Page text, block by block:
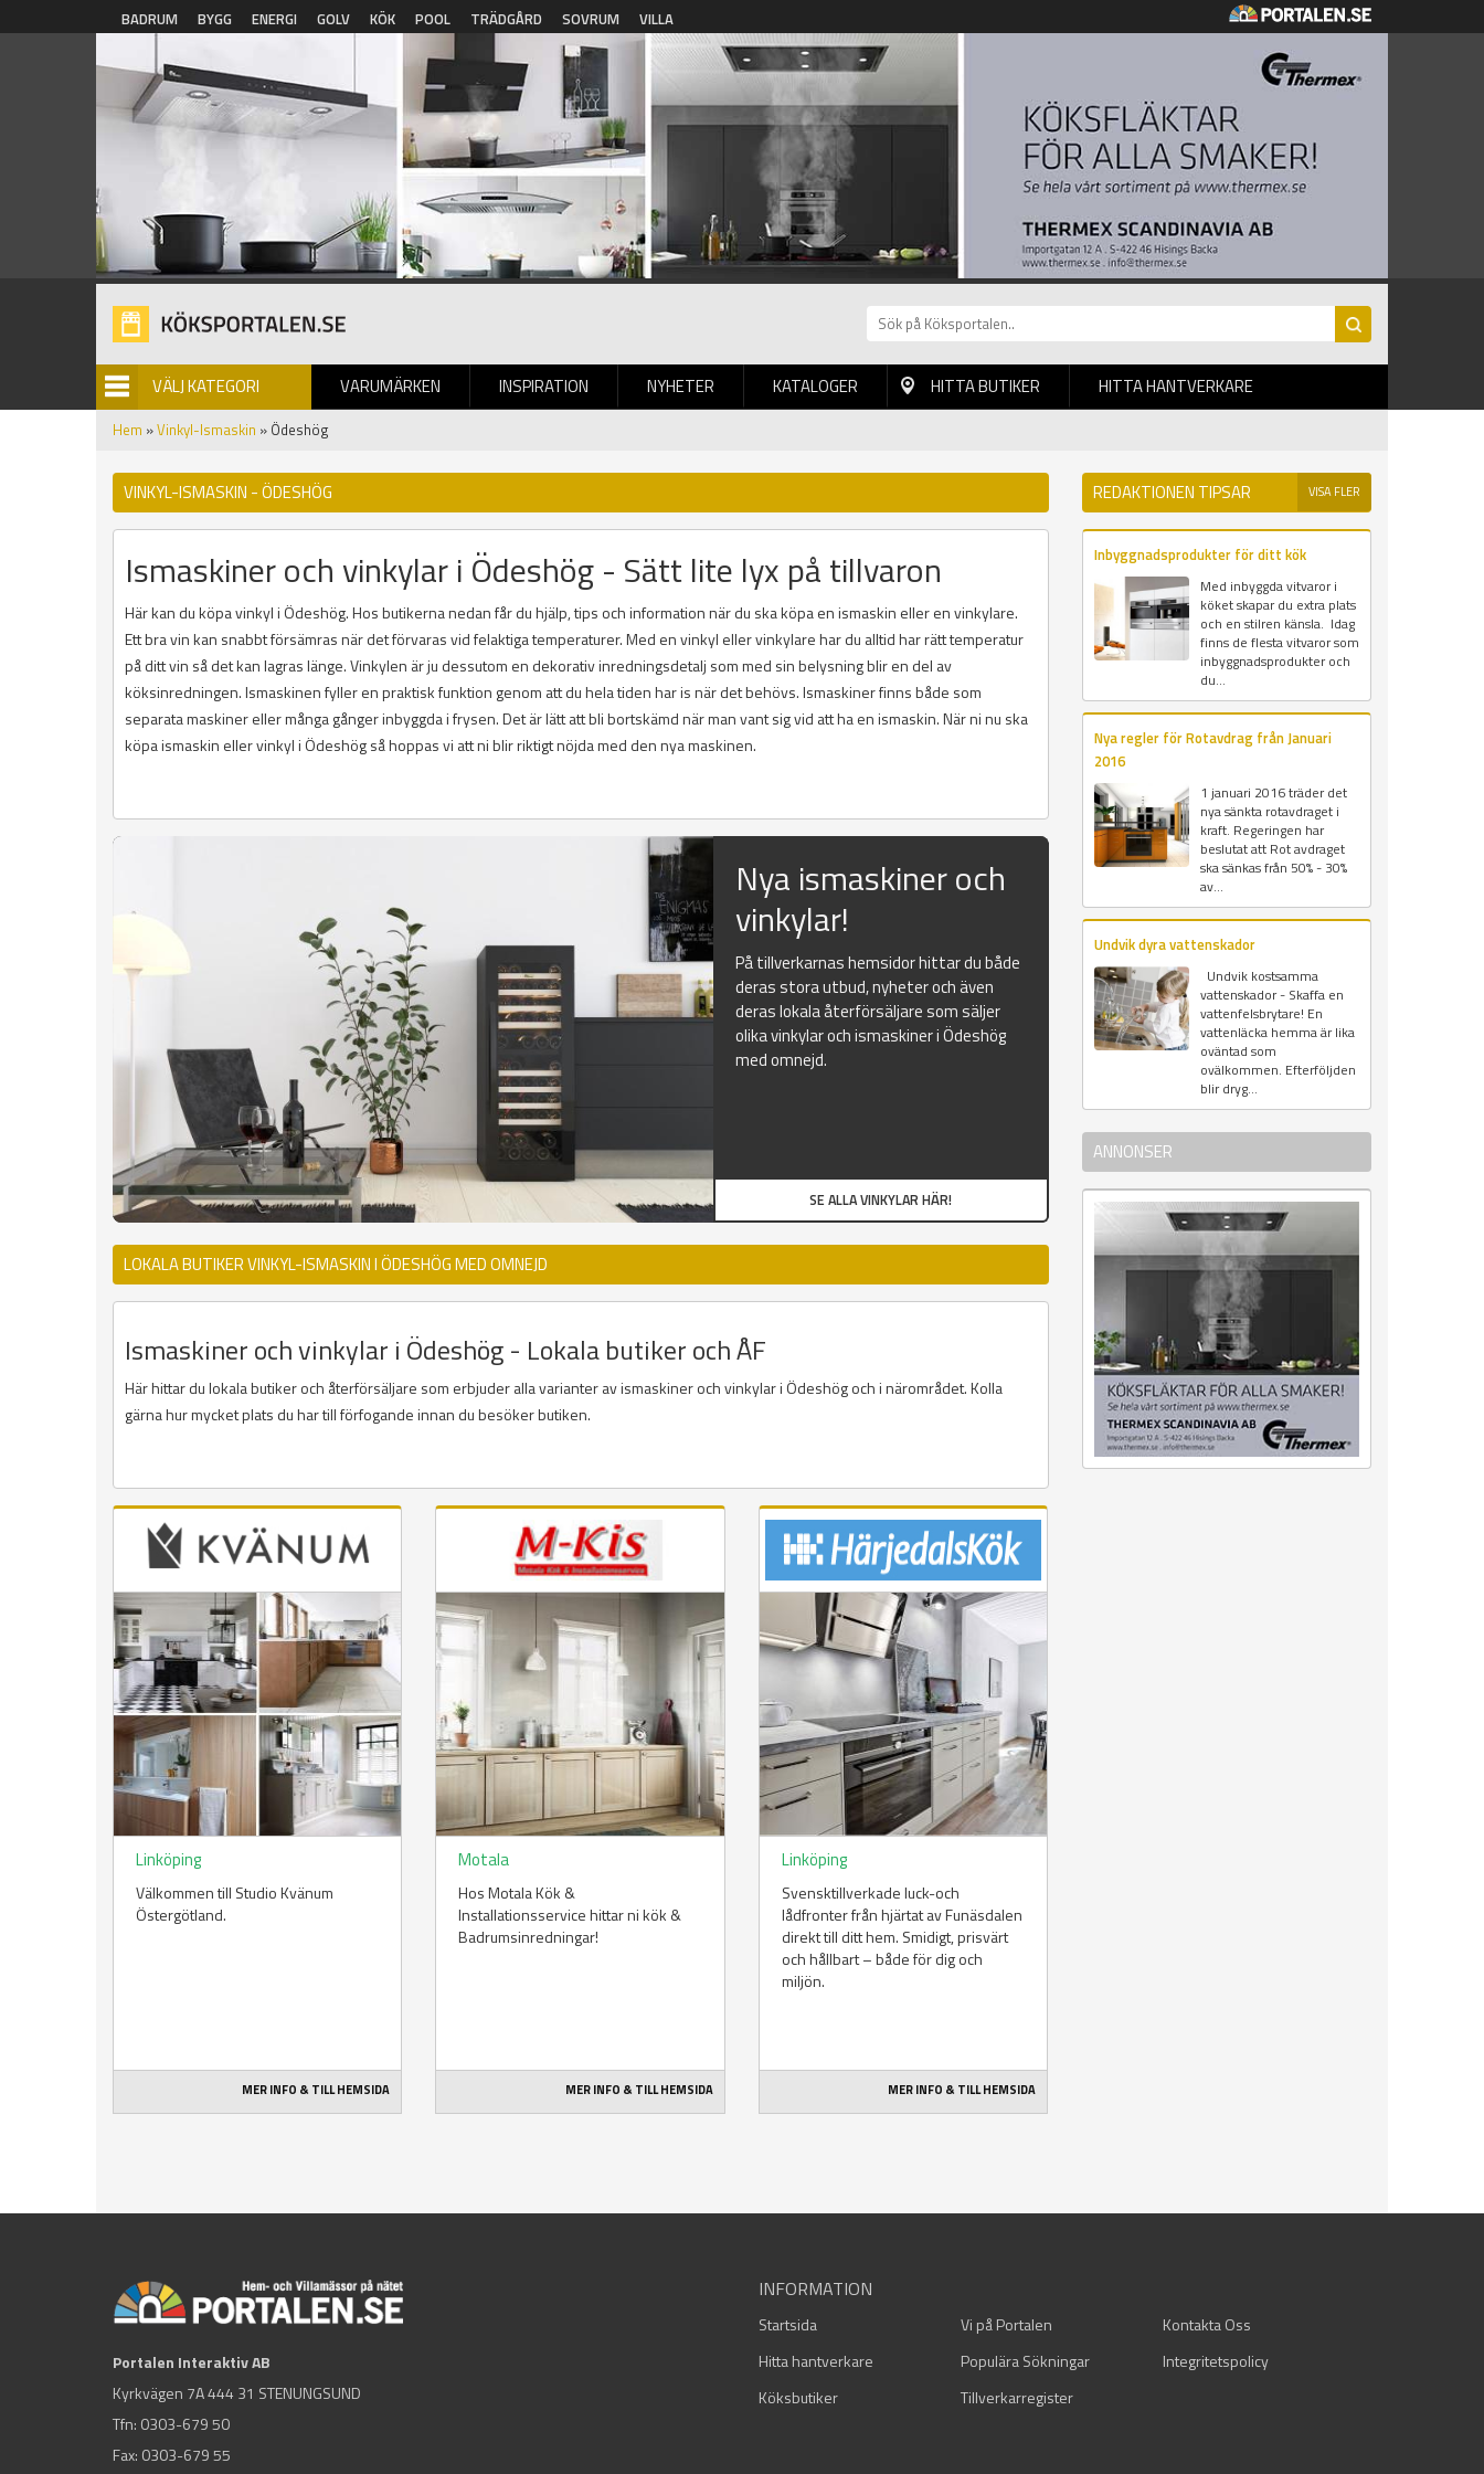
Hoppa till huvudinnehåll
BADRUM BYGG ENERGI GOLV KÖK POOL TRÄDGÅRD SOVRUM VILLA
VÄLJ KATEGORI VARUMÄRKEN INSPIRATION NYHETER
BILDGALLERI KATALOGER HITTA BUTIKER HITTA HANTVERKARE
Hem »Vinkyl-Ismaskin » Ödeshög
VINKYL-ISMASKIN - ÖDESHÖG
Ismaskiner och vinkylar i Ödeshög - Sätt lite lyx på tillvaron
Här kan du köpa vinkyl i Ödeshög. Hos butikerna nedan får du hjälp, tips och information när du ska köpa en ismaskin eller en vinkylare.
Ett bra vin kan snabbt försämras när det förvaras vid felaktiga temperaturer. Med en vinkyl eller vinkylare har du alltid har rätt temperatur
på ditt vin så det kan lagras länge. Vinkylen är ju dessutom en dekorativ inredningsdetalj som med sin belysning blir en del av
köksinredningen. Ismaskinen fyller en praktisk funktion genom att du hela tiden har is när det behövs. Ismaskiner finns både som
separata maskiner eller många gånger inbyggda i frysen. Det är lätt att bli bortskämd när man vant sig vid att ha en ismaskin. När ni nu ska
köpa ismaskin eller vinkyl i Ödeshög så hoppas vi att ni blir riktigt nöjda med den nya maskinen.
Nya ismaskiner och
vinkylar!
På tillverkarnas hemsidor hittar du både
deras stora utbud, nyheter och även
deras lokala återförsäljare som säljer
olika vinkylar och ismaskiner i Ödeshög
med omnejd.
SE ALLA VINKYLAR HÄR!
LOKALA BUTIKER VINKYL-ISMASKIN I ÖDESHÖG MED OMNEJD
Ismaskiner och vinkylar i Ödeshög - Lokala butiker och ÅF
Här hittar du lokala butiker och återförsäljare som erbjuder alla varianter av ismaskiner och vinkylar i Ödeshög och i närområdet. Kolla
gärna hur mycket plats du har till förfogande innan du besöker butiken.
Linköping
Välkommen till Studio Kvänum
Östergötland.
MER INFO & TILL HEMSIDA
Motala
Hos Motala Kök &
Installationsservice hittar ni kök &
Badrumsinredningar!
MER INFO & TILL HEMSIDA
Linköping
Svensktillverkade luck-och
lådfronter från hjärtat av Funäsdalen
direkt till ditt hem. Smidigt, prisvärt
och hållbart – både för dig och
miljön.
MER INFO & TILL HEMSIDA
REDAKTIONEN TIPSAR VISA FLER
Inbyggnadsprodukter för ditt kök
Med inbyggda vitvaror i
köket skapar du extra plats
och en stilren känsla. Idag
finns de flesta vitvaror som
inbyggnadsprodukter och
du...
Nya regler för Rotavdrag från Januari
2016
1 januari 2016 träder det
nya sänkta rotavdraget i
kraft. Regeringen har
beslutat att Rot avdraget
ska sänkas från 50% - 30%
av...
Undvik dyra vattenskador
Undvik kostsamma
vattenskador - Skaffa en
vattenfelsbrytare! En
vattenläcka hemma är lika
oväntad som
ovälkommen. Efterföljden
blir dryg...
ANNONSER
Portalen Interaktiv AB
Kyrkvägen 7A 444 31 STENUNGSUND
Tfn: 0303-679 50
Fax: 0303-679 55
INFORMATION
Startsida Vi på Portalen
Kontakta Oss
Hitta hantverkare
Populära Sökningar
Integritetspolicy
Köksbutiker
Tillverkarregister